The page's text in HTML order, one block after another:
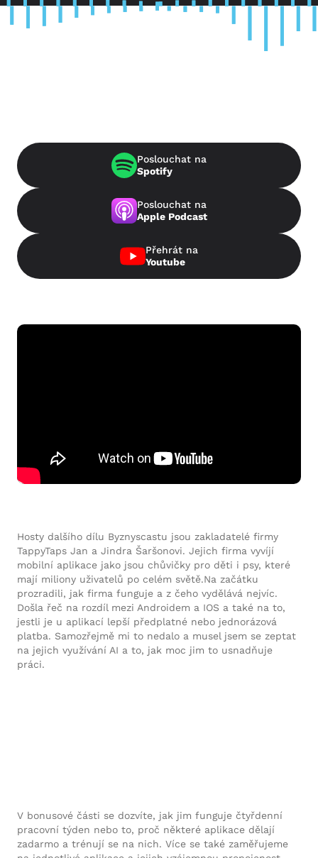
Poslouchat na
Spotify
Poslouchat na
Apple Podcast
Přehrát na
Youtube
Hosty dalšího dílu Byznyscastu jsou zakladatelé firmy
TappyTaps Jan a Jindra Šaršonovi. Jejich firma vyvíjí
mobilní aplikace jako jsou chůvičky pro děti i psy, které
mají miliony uživatelů po celém světě.Na začátku
prozradili, jak firma funguje a z čeho vydělává nejvíc.
Došla řeč na rozdíl mezi Androidem a IOS a také na to,
jestli je u aplikací lepší předplatné nebo jednorázová
platba. Samozřejmě mi to nedalo a musel jsem se zeptat
na jejich využívání AI a to, jak moc jim to usnadňuje
práci.
V bonusové části se dozvíte, jak jim funguje čtyřdenní
pracovní týden nebo to, proč některé aplikace dělají
zadarmo a trénují se na nich. Více se také zaměřujeme